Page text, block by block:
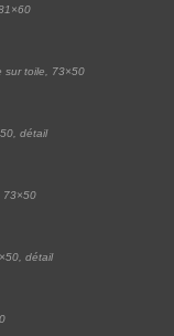
sur toile, 73×50
détail
73×50
détail